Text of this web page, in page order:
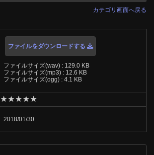
カテゴリ画面へ戻る
ファイルをダウンロードする
ファイルサイズ(wav) : 129.0 KB
ファイルサイズ(mp3) : 12.6 KB
ファイルサイズ(ogg) : 4.1 KB
★★★★★
2018/01/30